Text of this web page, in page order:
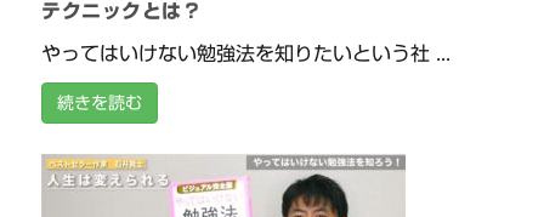
テクニックとは？
やってはいけない勉強法を知りたいという社 ...
続きを読む